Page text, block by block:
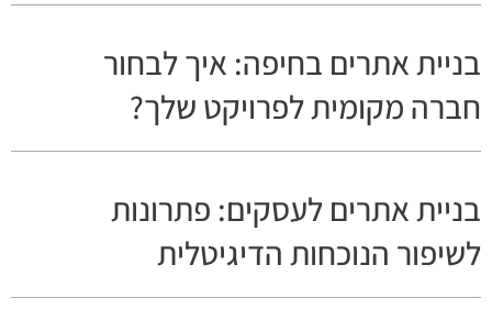
בניית אתרים בחיפה: איך לבחור
חברה מקומית לפרויקט שלך?
בניית אתרים לעסקים: פתרונות
לשיפור הנוכחות הדיגיטלית